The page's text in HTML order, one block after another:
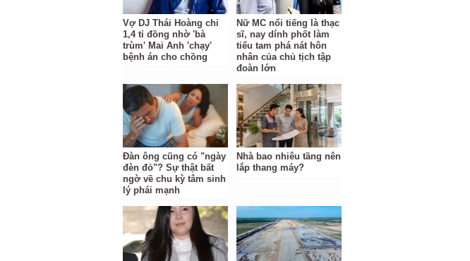
Vợ DJ Thái Hoàng chi
1,4 tỉ đồng nhờ 'bà
trùm' Mai Anh 'chạy'
bệnh án cho chồng
Nữ MC nổi tiếng là thạc
sĩ, nay dính phốt làm
tiểu tam phá nát hôn
nhân của chủ tịch tập
đoàn lớn
Đàn ông cũng có "ngày
đèn đỏ"? Sự thật bất
ngờ về chu kỳ tâm sinh
lý phái mạnh
Nhà bao nhiêu tầng nên
lắp thang máy?